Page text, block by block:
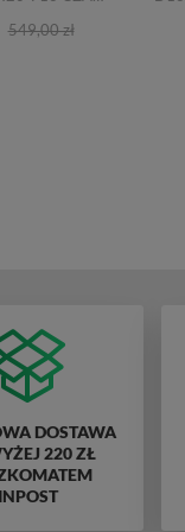
549,00 zł
DOSTAWA
220 ZŁ